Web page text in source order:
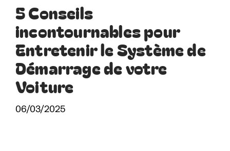
5 Conseils
incontournables pour
Entretenir le Système de
Démarrage de votre
Voiture
06/03/2025